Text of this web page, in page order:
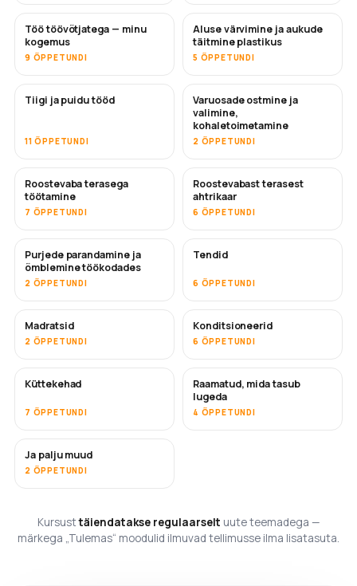
TULEMAS
Töö töövõtjatega — minu
kogemus
9 ÕPPETUNDI
TULEMAS
Aluse värvimine ja aukude
täitmine plastikus
5 ÕPPETUNDI
Tiigi ja puidu tööd
11 ÕPPETUNDI
TULEMAS
Varuosade ostmine ja
valimine,
kohaletoimetamine
2 ÕPPETUNDI
TULEMAS
Roostevaba terasega
töötamine
7 ÕPPETUNDI
Roostevabast terasest
ahtrikaar
6 ÕPPETUNDI
TULEMAS
Purjede parandamine ja
õmblemine töökodades
2 ÕPPETUNDI
Tendid
6 ÕPPETUNDI
Madratsid
2 ÕPPETUNDI
TULEMAS
Konditsioneerid
6 ÕPPETUNDI
TULEMAS
Küttekehad
7 ÕPPETUNDI
TULEMAS
Raamatud, mida tasub
lugeda
4 ÕPPETUNDI
TULEMAS
Ja palju muud
2 ÕPPETUNDI
Kursusttäiendatakse regulaarselt uute teemadega —
märkega „Tulemas“ moodulid ilmuvad tellimusse ilma lisatasuta.